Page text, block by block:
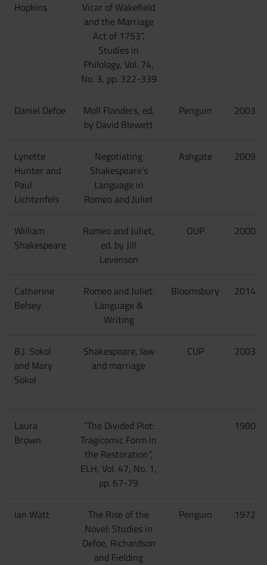
Hopkins
Vicar of Wakefield
and the Marriage
Act of 1753”,
Studies in
Philology, Vol. 74,
No. 3, pp. 322-339
Daniel Defoe
Moll Flanders, ed.
by David Blewett
Penguin 2003
Lynette
Hunter and
Paul
Lichtenfels
Negotiating
Shakespeare’s
Language in
Romeo and Juliet
Ashgate 2009
William
Shakespeare
Romeo and Juliet,
ed. by Jill
Levenson
OUP 2000
Catherine
Belsey
Romeo and Juliet.
Language &
Writing
Bloomsbury 2014
B.J. Sokol
and Mary
Sokol
Shakespeare, law
and marriage
CUP 2003
Laura
Brown
“The Divided Plot:
Tragicomic Form in
the Restoration”,
ELH, Vol. 47, No. 1,
pp. 67-79
1980
Ian Watt
The Rise of the
Novel: Studies in
Defoe, Richardson
and Fielding
Penguin 1972